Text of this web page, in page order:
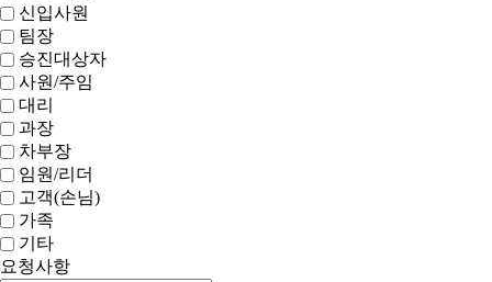
신입사원
팀장
승진대상자
사원/주임
대리
과장
차부장
임원/리더
고객(손님)
가족
기타
요청사항